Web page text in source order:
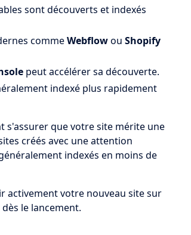
sont découverts et indexés
commeWebflowou Shopify
peut accélérer sa découverte.
indexé plus rapidement
s'assurer que votre site mérite une
créés avec une attention
indexés en moins de
activement votre nouveau site sur
le lancement.